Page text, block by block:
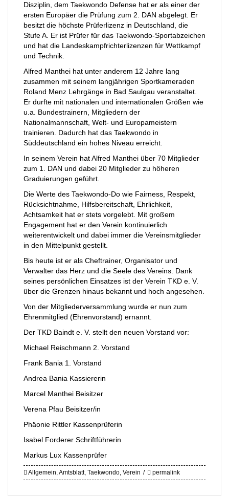
Disziplin, dem Taekwondo Defense hat er als einer der
ersten Europäer die Prüfung zum 2. DAN abgelegt. Er
besitzt die höchste Prüferlizenz in Deutschland, die
Stufe A. Er ist Prüfer für das Taekwondo-Sportabzeichen
und hat die Landeskampfrichterlizenzen für Wettkampf
und Technik.
Alfred Manthei hat unter anderem 12 Jahre lang
zusammen mit seinem langjährigen Sportkameraden
Roland Menz Lehrgänge in Bad Saulgau veranstaltet.
Er durfte mit nationalen und internationalen Größen wie
u.a. Bundestrainern, Mitgliedern der
Nationalmannschaft, Welt- und Europameistern
trainieren. Dadurch hat das Taekwondo in
Süddeutschland ein hohes Niveau erreicht.
In seinem Verein hat Alfred Manthei über 70 Mitglieder
zum 1. DAN und dabei 20 Mitglieder zu höheren
Graduierungen geführt.
Die Werte des Taekwondo-Do wie Fairness, Respekt,
Rücksichtnahme, Hilfsbereitschaft, Ehrlichkeit,
Achtsamkeit hat er stets vorgelebt. Mit großem
Engagement hat er den Verein kontinuierlich
weiterentwickelt und dabei immer die Vereinsmitglieder
in den Mittelpunkt gestellt.
Bis heute ist er als Cheftrainer, Organisator und
Verwalter das Herz und die Seele des Vereins. Dank
seines persönlichen Einsatzes ist der Verein TKD e. V.
über die Grenzen hinaus bekannt und hoch angesehen.
Von der Mitgliederversammlung wurde er nun zum
Ehrenmitglied (Ehrenvorstand) ernannt.
Der TKD Baindt e. V. stellt den neuen Vorstand vor:
Michael Reischmann 2. Vorstand
Frank Bania 1. Vorstand
Andrea Bania Kassiererin
Marcel Manthei Beisitzer
Verena Pfau Beisitzer/in
Phäonie Rittler Kassenprüferin
Isabel Forderer Schriftführerin
Markus Lux Kassenprüfer
Allgemein,Amtsblatt, Taekwondo, Verein permalink